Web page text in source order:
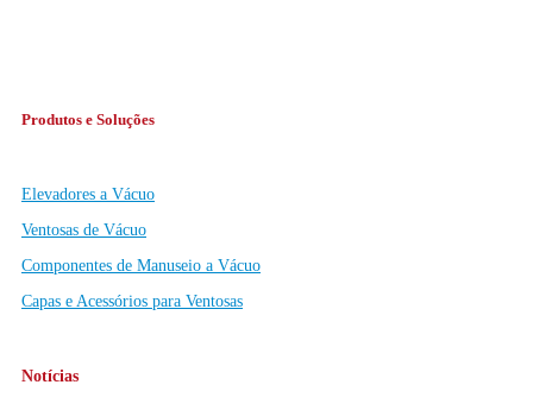
Produtos e Soluções
Elevadores a Vácuo
Ventosas de Vácuo
Componentes de Manuseio a Vácuo
Capas e Acessórios para Ventosas
Notícias